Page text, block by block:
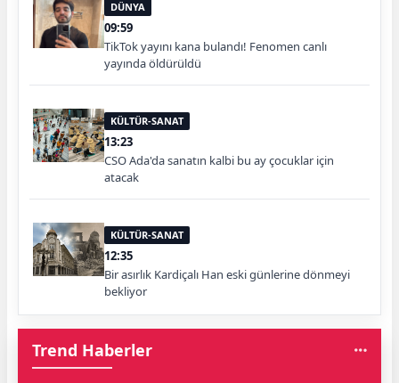
DÜNYA
09:59
TikTok yayını kana bulandı! Fenomen canlı
yayında öldürüldü
KÜLTÜR-SANAT
13:23
CSO Ada'da sanatın kalbi bu ay çocuklar için
atacak
KÜLTÜR-SANAT
12:35
Bir asırlık Kardiçalı Han eski günlerine dönmeyi
bekliyor
Trend Haberler